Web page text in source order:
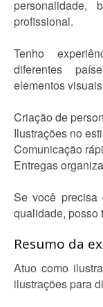
personalidade,
profissional.
Tenho
diferentes
elementos
Criação de
Ilustrações no
Comunicação
Entregas
Se você precisa
qualidade, posso
Resumo da
Atuo como
ilustrações para